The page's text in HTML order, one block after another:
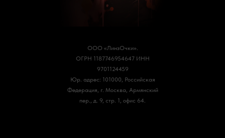
ООО «ЛинзОчки».
ОГРН 1187746954647 ИНН
9701124459
Юр. адрес: 101000, Российская
Федерация, г. Москва, Армянский
пер., д. 9, стр. 1, офис 64.